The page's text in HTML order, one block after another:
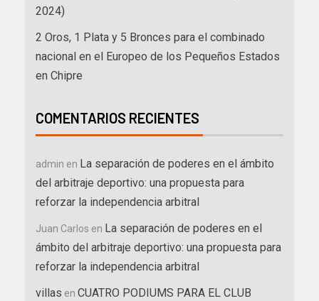
2024)
2 Oros, 1 Plata y 5 Bronces para el combinado
nacional en el Europeo de los Pequeños Estados
en Chipre
COMENTARIOS RECIENTES
admin en La separación de poderes en el ámbito
del arbitraje deportivo: una propuesta para
reforzar la independencia arbitral
Juan Carlos en La separación de poderes en el
ámbito del arbitraje deportivo: una propuesta para
reforzar la independencia arbitral
villas en CUATRO PODIUMS PARA EL CLUB